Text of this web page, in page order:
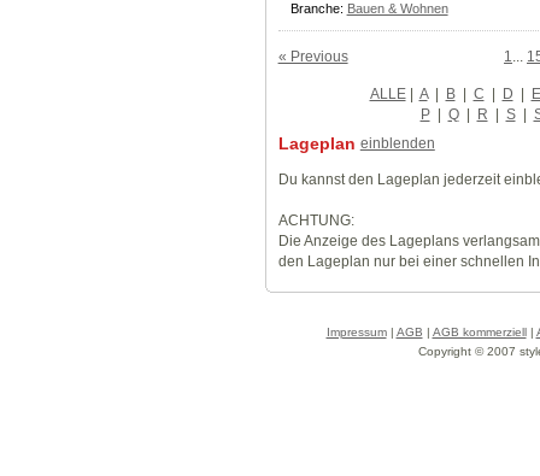
Branche: Bauen & Wohnen
« Previous 1
ALLE| A | B | C | D | E
P | Q | R | S |
Lageplan einblenden
Du kannst den Lageplan jederzeit
ACHTUNG:
Die Anzeige des Lageplans
den Lageplan nur bei einer schnellen
Impressum| AGB | AGB kommerziell|
Copyright © 2007